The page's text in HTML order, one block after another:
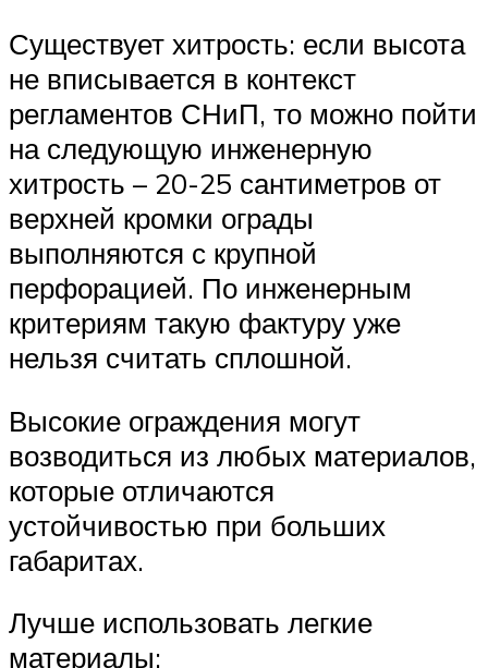
Существует хитрость: если высота
не вписывается в контекст
регламентов СНиП, то можно пойти
на следующую инженерную
хитрость – 20-25 сантиметров от
верхней кромки ограды
выполняются с крупной
перфорацией. По инженерным
критериям такую фактуру уже
нельзя считать сплошной.
Высокие ограждения могут
возводиться из любых материалов,
которые отличаются
устойчивостью при больших
габаритах.
Лучше использовать легкие
материалы: